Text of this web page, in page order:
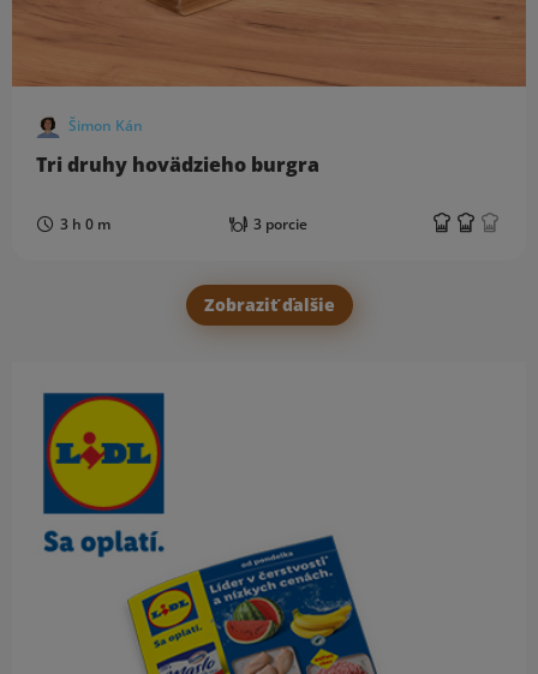
Šimon Kán
Tri druhy hovädzieho burgra
3 h 0 m 3 porcie
Zobraziť ďalšie